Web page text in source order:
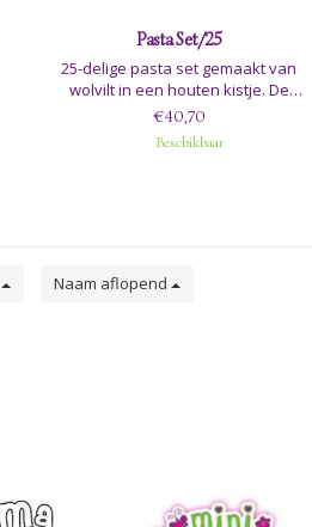
Pasta Set/25
25-delige pasta set gemaakt van
wolvilt in een houten kistje. De
afmetingen van het kistje zijn:
14x12x8cm
€40,70
Beschikbaar
Naam aflopend